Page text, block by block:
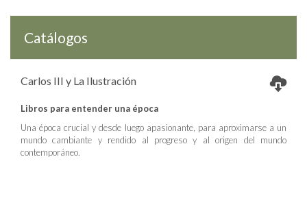
Catálogos
Carlos III y La Ilustración
Libros para entender una época
Una época crucial y desde luego apasionante, para aproximarse a un
mundo cambiante y rendido al progreso y al origen del mundo
contemporáneo.